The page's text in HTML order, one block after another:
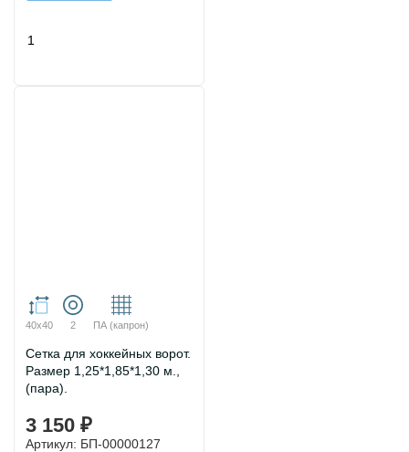
40х40 2 ПА (капрон)
Сетка для хоккейных ворот.
Размер 1,25*1,85*1,30 м.,
(пара).
3 150 ₽
Артикул: БП-00000127